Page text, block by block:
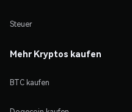
Steuer
Mehr Kryptos kaufen
BTC kaufen